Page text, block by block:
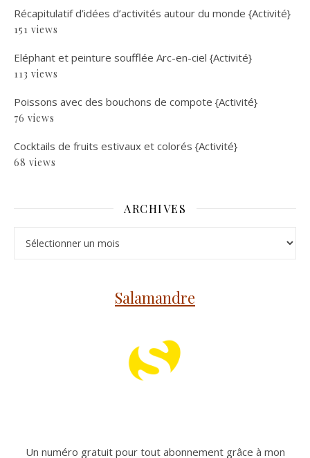
Récapitulatif d’idées d’activités autour du monde {Activité}
151 views
Eléphant et peinture soufflée Arc-en-ciel {Activité}
113 views
Poissons avec des bouchons de compote {Activité}
76 views
Cocktails de fruits estivaux et colorés {Activité}
68 views
ARCHIVES
Salamandre
Un numéro gratuit pour tout abonnement grâce à mon